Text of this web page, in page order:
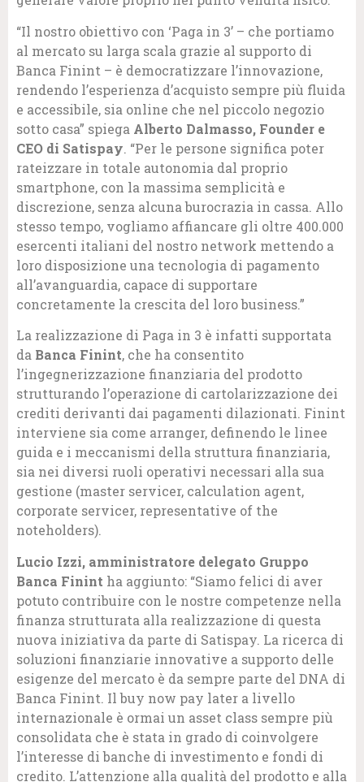
“Il nostro obiettivo con ‘Paga in 3’ – che portiamo
al mercato su larga scala grazie al supporto di
Banca Finint – è democratizzare l’innovazione,
rendendo l’esperienza d’acquisto sempre più fluida
e accessibile, sia online che nel piccolo negozio
sotto casa” spiega Alberto Dalmasso, Founder e
CEO di Satispay. “Per le persone significa poter
rateizzare in totale autonomia dal proprio
smartphone, con la massima semplicità e
discrezione, senza alcuna burocrazia in cassa. Allo
stesso tempo, vogliamo affiancare gli oltre 400.000
esercenti italiani del nostro network mettendo a
loro disposizione una tecnologia di pagamento
all’avanguardia, capace di supportare
concretamente la crescita del loro business.”
La realizzazione di Paga in 3 è infatti supportata
da Banca Finint, che ha consentito
l’ingegnerizzazione finanziaria del prodotto
strutturando l’operazione di cartolarizzazione dei
crediti derivanti dai pagamenti dilazionati. Finint
interviene sia come arranger, definendo le linee
guida e i meccanismi della struttura finanziaria,
sia nei diversi ruoli operativi necessari alla sua
gestione (master servicer, calculation agent,
corporate servicer, representative of the
noteholders).
Lucio Izzi, amministratore delegato Gruppo
Banca Finint ha aggiunto: “Siamo felici di aver
potuto contribuire con le nostre competenze nella
finanza strutturata alla realizzazione di questa
nuova iniziativa da parte di Satispay. La ricerca di
soluzioni finanziarie innovative a supporto delle
esigenze del mercato è da sempre parte del DNA di
Banca Finint. Il buy now pay later a livello
internazionale è ormai un asset class sempre più
consolidata che è stata in grado di coinvolgere
l’interesse di banche di investimento e fondi di
credito. L’attenzione alla qualità del prodotto e alla